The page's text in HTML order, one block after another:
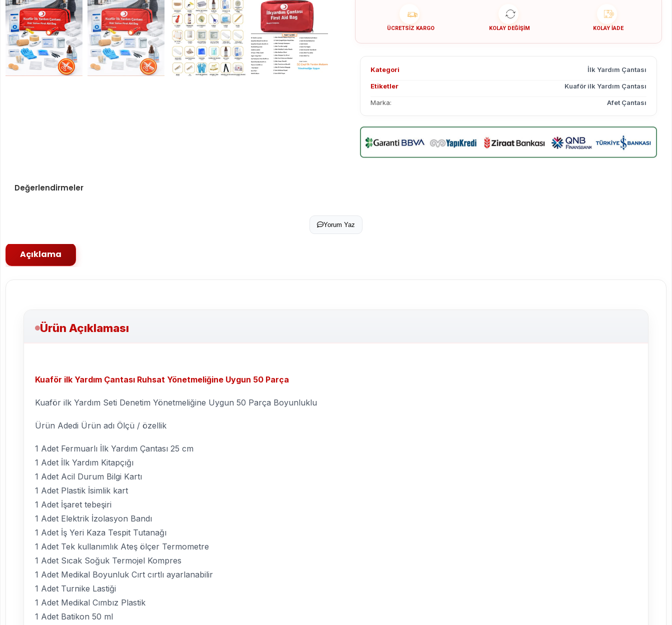
ÜCRETSIZ KARGO KOLAY DEĞIŞIM KOLAY İADE
Kategori İlk Yardım Çantası
Etiketler Kuaför ilk Yardım Çantası
Marka: Afet Çantası
Değerlendirmeler
Yorum Yaz
Açıklama
Ürün Açıklaması
Kuaför ilk Yardım Çantası Ruhsat Yönetmeliğine Uygun 50 Parça
Kuaför ilk Yardım Seti Denetim Yönetmeliğine Uygun 50 Parça Boyunluklu
Ürün Adedi Ürün adı Ölçü / özellik
1 Adet Fermuarlı İlk Yardım Çantası 25 cm
1 Adet İlk Yardım Kitapçığı
1 Adet Acil Durum Bilgi Kartı
1 Adet Plastik İsimlik kart
1 Adet İşaret tebeşiri
1 Adet Elektrik İzolasyon Bandı
1 Adet İş Yeri Kaza Tespit Tutanağı
1 Adet Tek kullanımlık Ateş ölçer Termometre
1 Adet Sıcak Soğuk Termojel Kompres
1 Adet Medikal Boyunluk Cırt cırtlı ayarlanabilir
1 Adet Turnike Lastiği
1 Adet Medikal Cımbız Plastik
1 Adet Batikon 50 ml